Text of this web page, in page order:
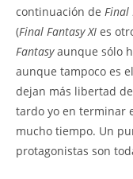
continuación de Final
(Final Fantasy XI es
Fantasyaunque sólo
aunque tampoco es
dejan más libertad
tardo yo en terminar
mucho tiempo. Un
protagonistas son